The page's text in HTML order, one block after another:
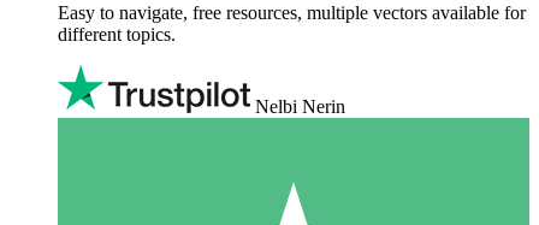
Easy to navigate, free resources, multiple vectors available for
different topics.
Nelbi Nerin